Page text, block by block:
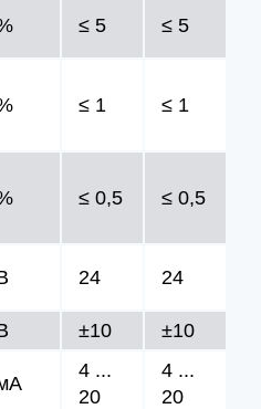
≤ 5 ≤ 5
≤ 1 ≤ 1
≤ 0,5 ≤ 0,5
24 24
±10 ±10
4 ...
20
4 ...
20